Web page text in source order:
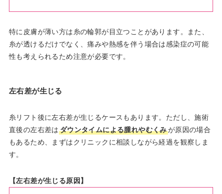
特に皮膚が薄い方は糸の輪郭が目立つことがあります。また、
糸が透けるだけでなく、痛みや熱感を伴う場合は感染症の可能
性も考えられるため注意が必要です。
左右差が生じる
糸リフト後に左右差が生じるケースもあります。ただし、施術
直後の左右差は ダウンタイムによる腫れやむくみが原因の場合
もあるため、まずはクリニックに相談しながら経過を観察しま
す。
【左右差が生じる原因】